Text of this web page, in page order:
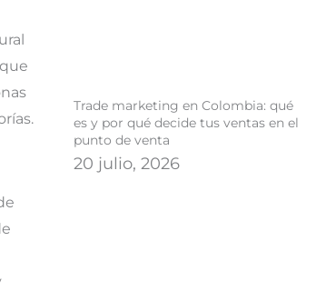
Trade marketing en Colombia: qué
es y por qué decide tus ventas en el
punto de venta
20 julio, 2026